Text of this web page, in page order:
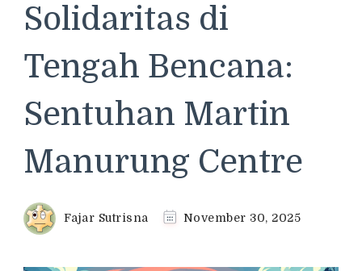
Solidaritas di
Tengah Bencana:
Sentuhan Martin
Manurung Centre
Fajar Sutrisna November 30, 2025